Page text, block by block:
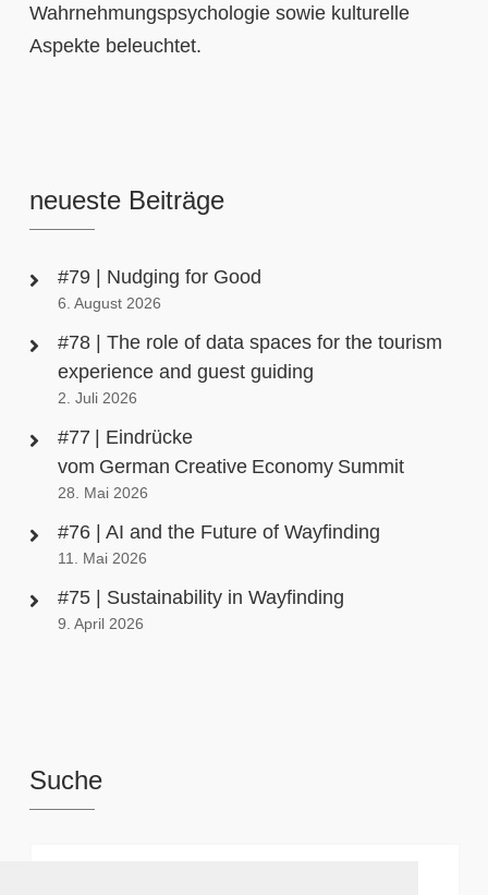
Wahrnehmungspsychologie sowie kulturelle
Aspekte beleuchtet.
neueste Beiträge
#79 | Nudging for Good
6. August 2026
#78 | The role of data spaces for the tourism
experience and guest guiding
2. Juli 2026
#77 | Eindrücke
vom German Creative Economy Summit
28. Mai 2026
#76 | AI and the Future of Wayfinding
11. Mai 2026
#75 | Sustainability in Wayfinding
9. April 2026
Suche